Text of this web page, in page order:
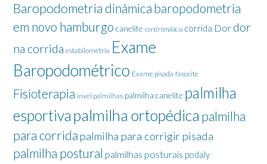
Baropodometria dinâmica baropodometria
em novo hamburgo canelite condromalácia corrida Dor dor
na corrida estabilometria Exame
Baropodométrico Exame pisada fasceite
Fisioterapia invel palmilhas palmilha canelite palmilha
esportiva palmilha ortopédica palmilha
para corrida palmilha para corrigir pisada
palmilha postural palmilhas posturais podaly